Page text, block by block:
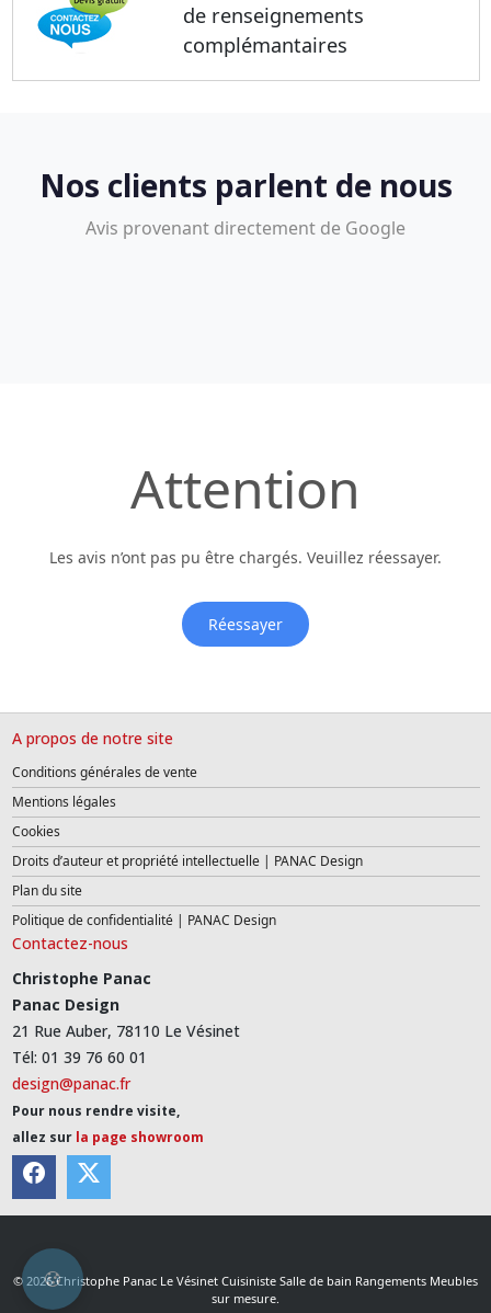
de renseignements
complémantaires
Nos clients parlent de nous
Avis provenant directement de Google
Attention
Les avis n’ont pas pu être chargés. Veuillez réessayer.
Réessayer
A propos de notre site
Conditions générales de vente
Mentions légales
Cookies
Droits d’auteur et propriété intellectuelle | PANAC Design
Plan du site
Politique de confidentialité | PANAC Design
Contactez-nous
Christophe Panac
Panac Design
21 Rue Auber, 78110 Le Vésinet
Tél: 01 39 76 60 01
design@panac.fr
Pour nous rendre visite,
allez sur la page showroom
© 2026 Christophe Panac Le Vésinet Cuisiniste Salle de bain Rangements Meubles
sur mesure.